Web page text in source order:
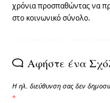
χρόνια προσπαθώντας να
στο κοινωνικό σύνολο.
Αφήστε ένα
Η ηλ. διεύθυνση σας δεν
*